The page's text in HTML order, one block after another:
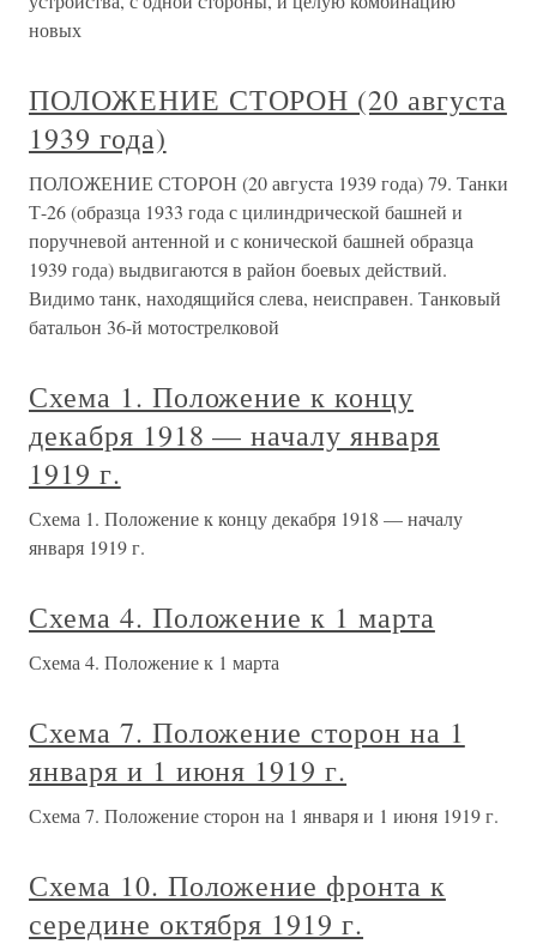
новых
ПОЛОЖЕНИЕ СТОРОН (20 августа
1939 года)
ПОЛОЖЕНИЕ СТОРОН (20 августа 1939 года) 79. Танки
Т-26 (образца 1933 года с цилиндрической башней и
поручневой антенной и с конической башней образца
1939 года) выдвигаются в район боевых действий.
Видимо танк, находящийся слева, неисправен. Танковый
батальон 36-й мотострелковой
Схема 1. Положение к концу
декабря 1918 — началу января
1919 г.
Схема 1. Положение к концу декабря 1918 — началу
января 1919 г.
Схема 4. Положение к 1 марта
Схема 4. Положение к 1 марта
Схема 7. Положение сторон на 1
января и 1 июня 1919 г.
Схема 7. Положение сторон на 1 января и 1 июня 1919 г.
Схема 10. Положение фронта к
середине октября 1919 г.